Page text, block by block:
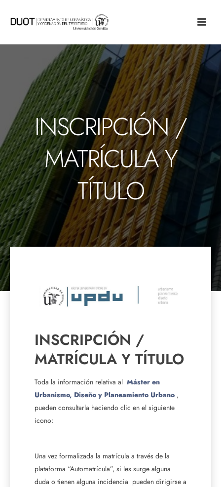
INSCRIPCIÓN /
MATRÍCULA Y
TÍTULO
INSCRIPCIÓN /
MATRÍCULA Y TÍTULO
Toda la información relativa al Máster en
Urbanismo, Diseño y Planeamiento Urbano ,
pueden consultarla haciendo clic en el siguiente
icono:
Una vez formalizada la matrícula a través de la
plataforma “Automatrícula”, si les surge alguna
duda o tienen alguna incidencia pueden dirigirse a